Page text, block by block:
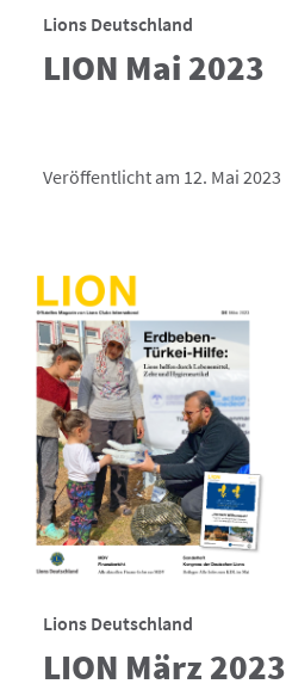
Lions Deutschland
LION Mai 2023
Veröffentlicht am 12. Mai 2023
Lions Deutschland
LION März 2023